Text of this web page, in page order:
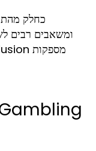
כחלק
ומשאבים רבים